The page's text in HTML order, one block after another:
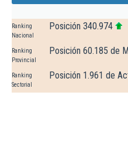
Ranking
Nacional
Posición 340.974
Ranking
Provincial
Posición 60.185 de
Ranking
Sectorial
Posición 1.961 de